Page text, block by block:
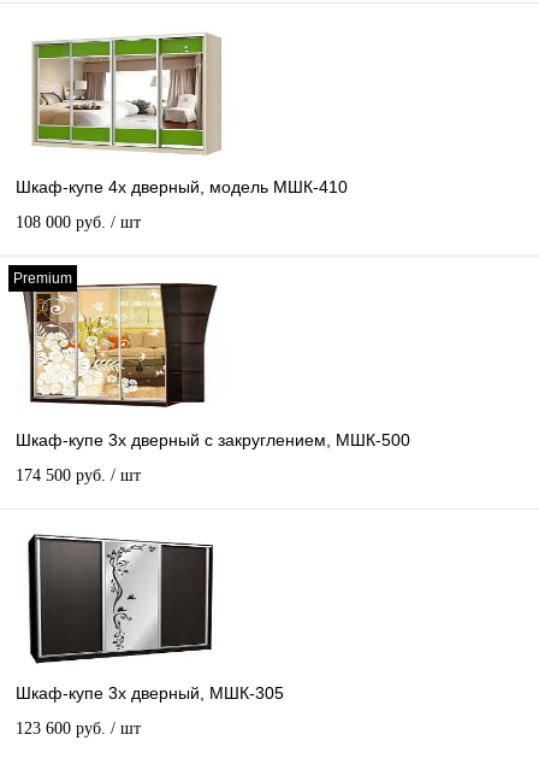
Шкаф-купе 4х дверный, модель МШК-410
108 000 руб. / шт
Premium
Шкаф-купе 3х дверный с закруглением, МШК-500
174 500 руб. / шт
Шкаф-купе 3х дверный, МШК-305
123 600 руб. / шт